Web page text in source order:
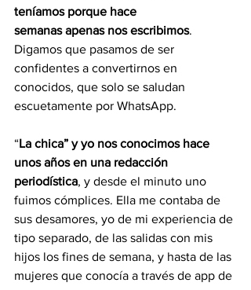
teníamos porque hace
semanas apenas nos escribimos.
Digamos que pasamos de ser
confidentes a convertirnos en
conocidos, que solo se saludan
escuetamente por WhatsApp.
“La chica” y yo nos conocimos hace
unos años en una redacción
periodística, y desde el minuto uno
fuimos cómplices. Ella me contaba de
sus desamores, yo de mi experiencia de
tipo separado, de las salidas con mis
hijos los fines de semana, y hasta de las
mujeres que conocía a través de app de